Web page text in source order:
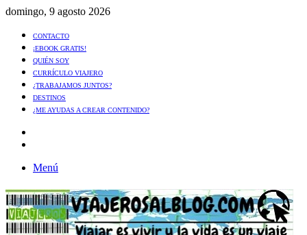
domingo, 9 agosto 2026
CONTACTO
¡EBOOK GRATIS!
QUIÉN SOY
CURRÍCULO VIAJERO
¿TRABAJAMOS JUNTOS?
DESTINOS
¿ME AYUDAS A CREAR CONTENIDO?
Menú